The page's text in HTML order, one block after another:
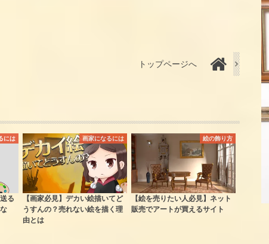
トップページへ
には
る
画家になるには
【画家必見】デカい絵描いてど
うすんの？売れない絵を描く理
由とは
絵の飾り方
【絵を売りたい人必見】ネット
販売でアートが買えるサイト